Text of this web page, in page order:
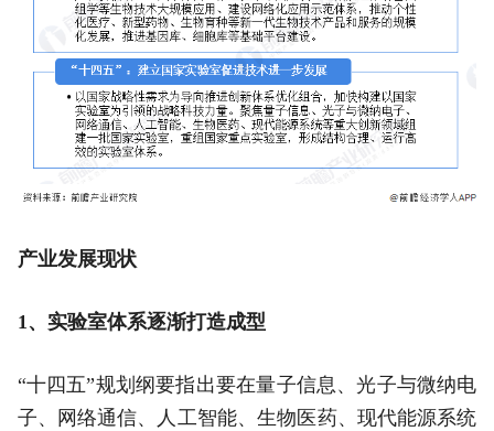
产业发展现状
1、实验室体系逐渐打造成型
“十四五”规划纲要指出要在量子信息、光子与微纳电
子、网络通信、人工智能、生物医药、现代能源系统